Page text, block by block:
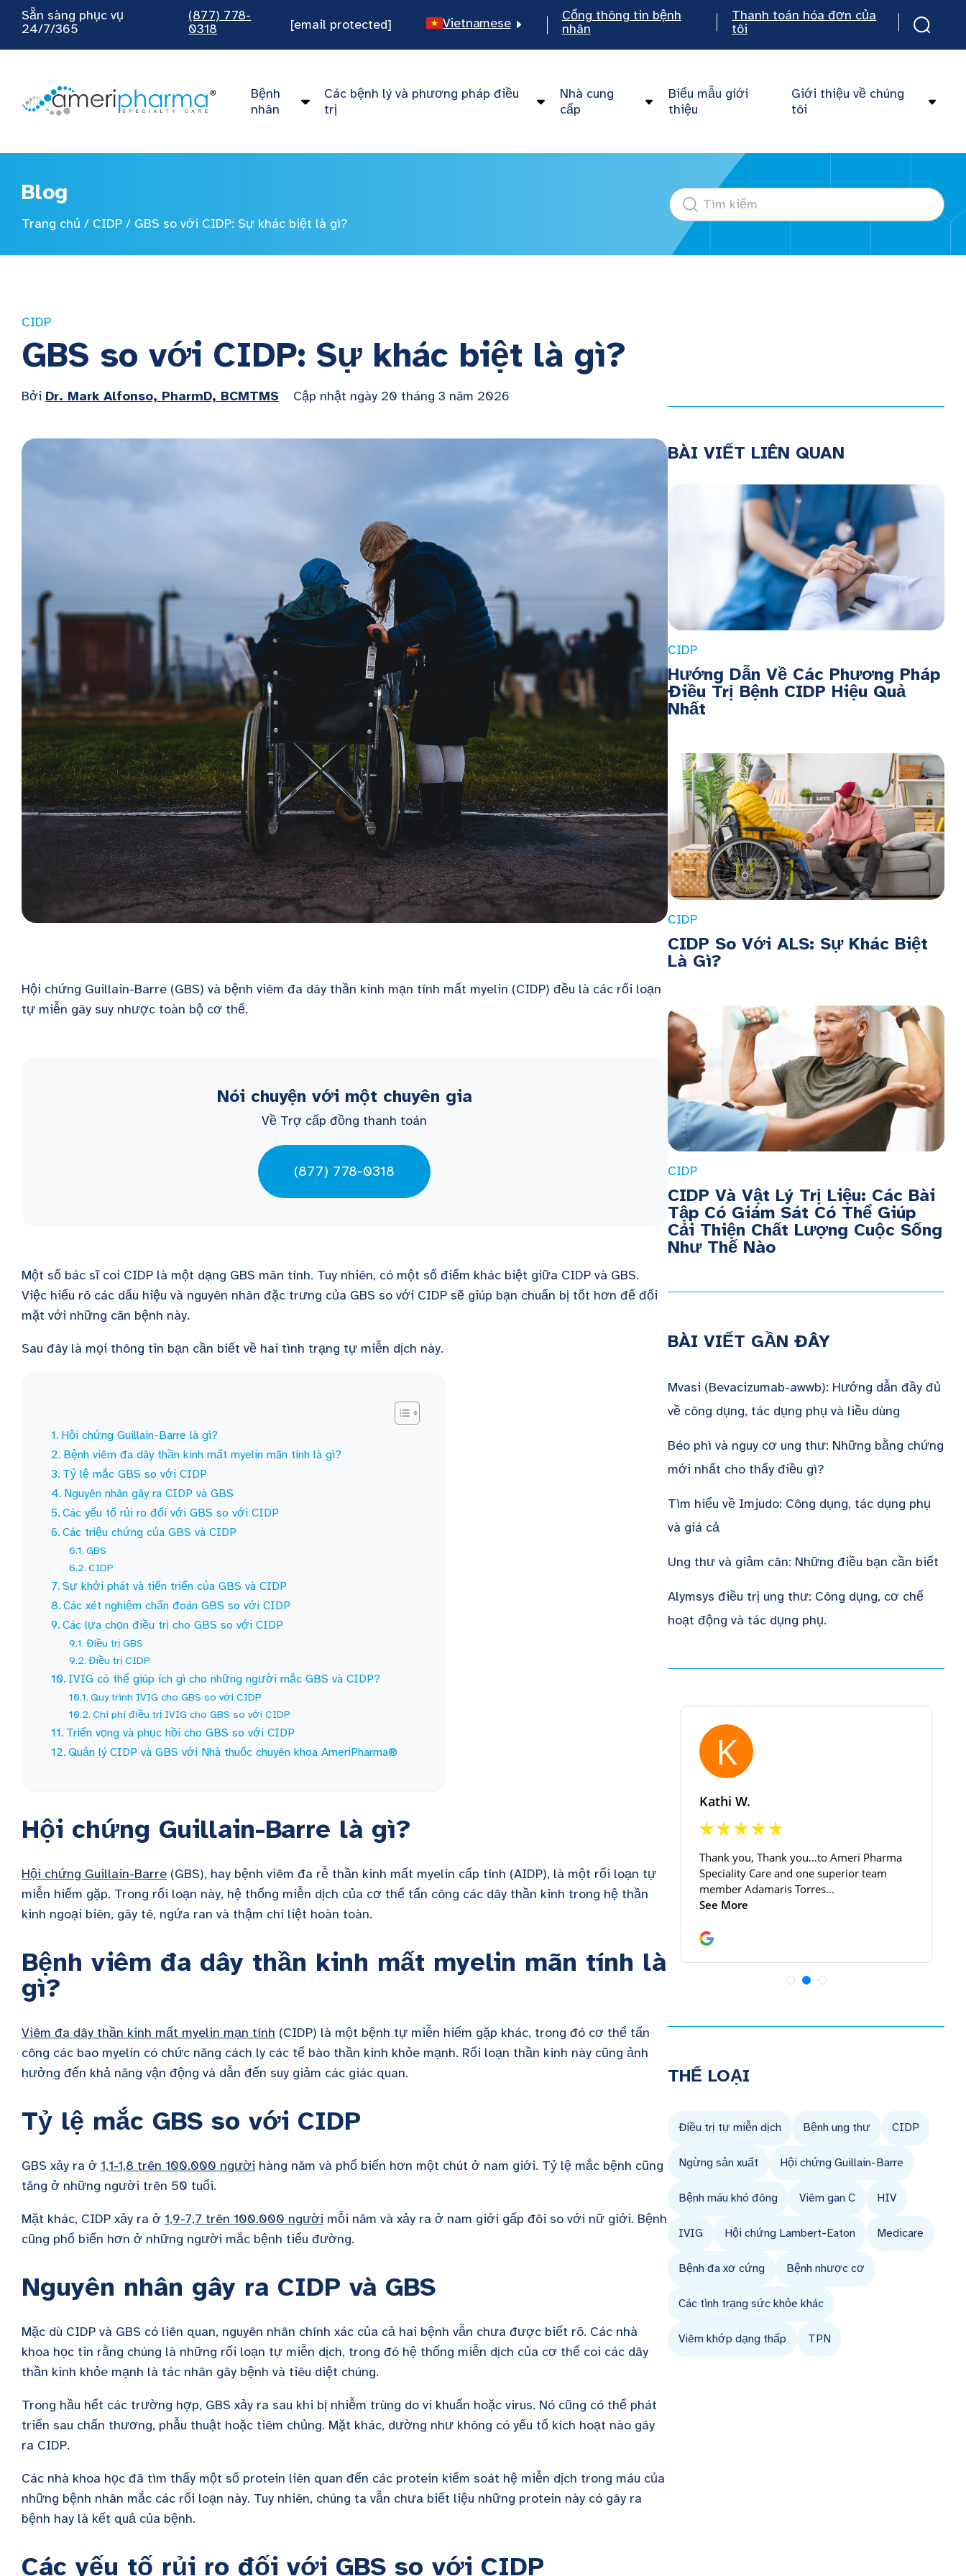
Sẵn sàng phục vụ
24/7/365
(877) 778-
0318
[email protected] Vietnamese
Chinese
Cổng thông tin bệnh
nhân
Thanh toán hóa đơn của
tôi
Bệnh
nhân
Các bệnh lý và phương pháp điều
trị
Nhà cung
cấp
Biểu mẫu giới
thiệu
Giới thiệu về chúng
tôi
Blog
Trang chủ / CIDP / GBS so với CIDP: Sự khác biệt là gì?
CIDP
GBS so với CIDP: Sự khác biệt là gì?
Bởi Dr. Mark Alfonso, PharmD, BCMTMS Cập nhật ngày 20 tháng 3 năm 2026
Hội chứng Guillain-Barre (GBS) và bệnh viêm đa dây thần kinh mạn tính mất myelin (CIDP) đều là các rối loạn
tự miễn gây suy nhược toàn bộ cơ thể.
Nói chuyện với một chuyên gia
Về Trợ cấp đồng thanh toán
(877) 778-0318
Một số bác sĩ coi CIDP là một dạng GBS mãn tính. Tuy nhiên, có một số điểm khác biệt giữa CIDP và GBS.
Việc hiểu rõ các dấu hiệu và nguyên nhân đặc trưng của GBS so với CIDP sẽ giúp bạn chuẩn bị tốt hơn để đối
mặt với những căn bệnh này.
Sau đây là mọi thông tin bạn cần biết về hai tình trạng tự miễn dịch này.
Hội chứng Guillain-Barre là gì?
Bệnh viêm đa dây thần kinh mất myelin mãn tính là gì?
Tỷ lệ mắc GBS so với CIDP
Nguyên nhân gây ra CIDP và GBS
Các yếu tố rủi ro đối với GBS so với CIDP
Các triệu chứng của GBS và CIDP
GBS
CIDP
Sự khởi phát và tiến triển của GBS và CIDP
Các xét nghiệm chẩn đoán GBS so với CIDP
Các lựa chọn điều trị cho GBS so với CIDP
Điều trị GBS
Điều trị CIDP
IVIG có thể giúp ích gì cho những người mắc GBS và CIDP?
Quy trình IVIG cho GBS so với CIDP
Chi phí điều trị IVIG cho GBS so với CIDP
Triển vọng và phục hồi cho GBS so với CIDP
Quản lý CIDP và GBS với Nhà thuốc chuyên khoa AmeriPharma®
Hội chứng Guillain-Barre là gì?
Hội chứng Guillain-Barre (GBS), hay bệnh viêm đa rễ thần kinh mất myelin cấp tính (AIDP), là một rối loạn tự
miễn hiếm gặp. Trong rối loạn này, hệ thống miễn dịch của cơ thể tấn công các dây thần kinh trong hệ thần
kinh ngoại biên, gây tê, ngứa ran và thậm chí liệt hoàn toàn.
Bệnh viêm đa dây thần kinh mất myelin mãn tính là
gì?
Viêm đa dây thần kinh mất myelin mạn tính (CIDP) là một bệnh tự miễn hiếm gặp khác, trong đó cơ thể tấn
công các bao myelin có chức năng cách ly các tế bào thần kinh khỏe mạnh. Rối loạn thần kinh này cũng ảnh
hưởng đến khả năng vận động và dẫn đến suy giảm các giác quan.
Tỷ lệ mắc GBS so với CIDP
GBS xảy ra ở 1,1-1,8 trên 100.000 người hàng năm và phổ biến hơn một chút ở nam giới. Tỷ lệ mắc bệnh cũng
tăng ở những người trên 50 tuổi.
Mặt khác, CIDP xảy ra ở 1,9-7,7 trên 100.000 người mỗi năm và xảy ra ở nam giới gấp đôi so với nữ giới. Bệnh
cũng phổ biến hơn ở những người mắc bệnh tiểu đường.
Nguyên nhân gây ra CIDP và GBS
Mặc dù CIDP và GBS có liên quan, nguyên nhân chính xác của cả hai bệnh vẫn chưa được biết rõ. Các nhà
khoa học tin rằng chúng là những rối loạn tự miễn dịch, trong đó hệ thống miễn dịch của cơ thể coi các dây
thần kinh khỏe mạnh là tác nhân gây bệnh và tiêu diệt chúng.
Trong hầu hết các trường hợp, GBS xảy ra sau khi bị nhiễm trùng do vi khuẩn hoặc virus. Nó cũng có thể phát
triển sau chấn thương, phẫu thuật hoặc tiêm chủng. Mặt khác, dường như không có yếu tố kích hoạt nào gây
ra CIDP.
Các nhà khoa học đã tìm thấy một số protein liên quan đến các protein kiểm soát hệ miễn dịch trong máu của
những bệnh nhân mắc các rối loạn này. Tuy nhiên, chúng ta vẫn chưa biết liệu những protein này có gây ra
bệnh hay là kết quả của bệnh.
Các yếu tố rủi ro đối với GBS so với CIDP
BÀI VIẾT LIÊN QUAN
CIDP
Hướng Dẫn Về Các Phương Pháp
Điều Trị Bệnh CIDP Hiệu Quả
Nhất
CIDP
CIDP So Với ALS: Sự Khác Biệt
Là Gì?
CIDP
CIDP Và Vật Lý Trị Liệu: Các Bài
Tập Có Giám Sát Có Thể Giúp
Cải Thiện Chất Lượng Cuộc Sống
Như Thế Nào
BÀI VIẾT GẦN ĐÂY
Mvasi (Bevacizumab-awwb): Hướng dẫn đầy đủ
về công dụng, tác dụng phụ và liều dùng
Béo phì và nguy cơ ung thư: Những bằng chứng
mới nhất cho thấy điều gì?
Tìm hiểu về Imjudo: Công dụng, tác dụng phụ
và giá cả
Ung thư và giảm cân: Những điều bạn cần biết
Alymsys điều trị ung thư: Công dụng, cơ chế
hoạt động và tác dụng phụ.
THỂ LOẠI
Điều trị tự miễn dịch Bệnh ung thư CIDP
Ngừng sản xuất Hội chứng Guillain-Barre
Bệnh máu khó đông Viêm gan C HIV
IVIG Hội chứng Lambert-Eaton Medicare
Bệnh đa xơ cứng Bệnh nhược cơ
Các tình trạng sức khỏe khác
Viêm khớp dạng thấp TPN